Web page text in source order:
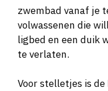
zwembad vanaf je
volwassenen die
ligbed en een duik
te verlaten.
Voor stelletjes is de